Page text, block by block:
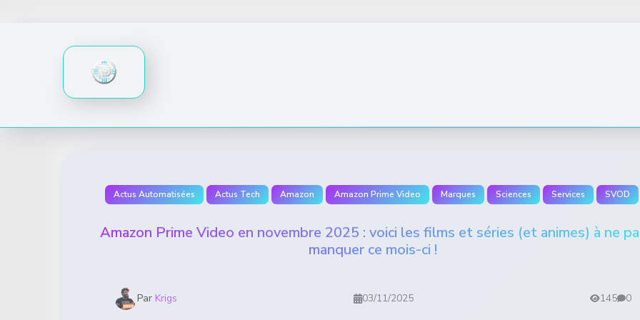
Actus Automatisées Actus Tech Amazon Amazon Prime Video Marques Sciences Services SVOD
Amazon Prime Video en novembre 2025 : voici les films et séries (et animes) à ne
manquer ce mois-ci !
Par Krigs 03/11/2025 145 0